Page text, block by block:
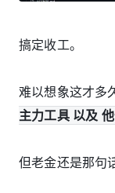
搞定收工。
难以想象这才多
主力工具 以及
但老金还是那句